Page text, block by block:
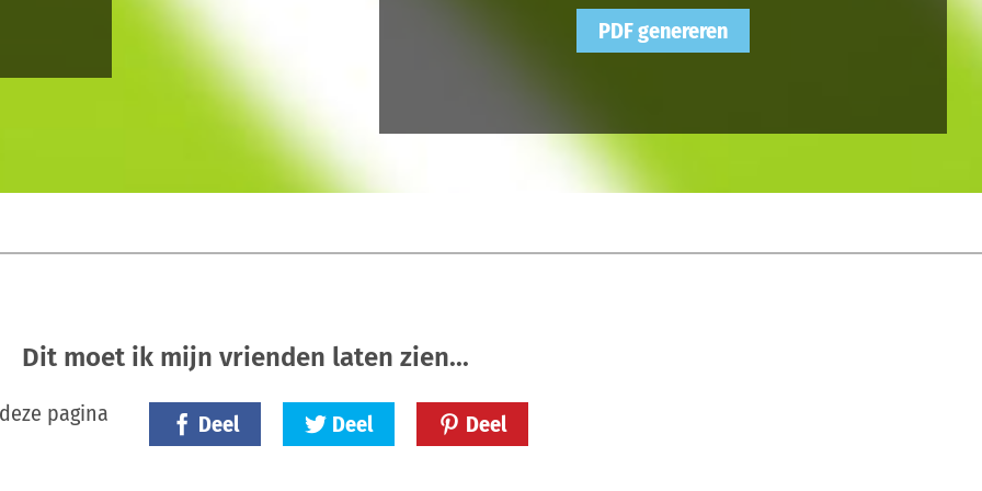
PDF genereren
Dit moet ik mijn vrienden laten zien...
pagina Deel Deel Deel